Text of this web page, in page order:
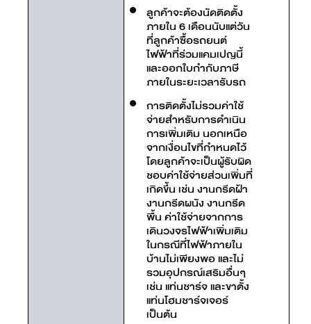
ลูกค้าจะต้องนัดติดตั้ง
ภายใน 6 เดือนนับแต่วัน
ที่ลูกค้าซื้อรถยนต์
ไฟฟ้าที่ร่วมแคมเปญนี้
และออกใบกำกับภาษี
ภายในระยะเวลารับรถ
การติดตั้งไม่รวมค่าใช้
จ่ายสำหรับการดำเนิน
การเพิ่มเติม นอกเหนือ
จากเงื่อนไขที่กำหนดไว้
โดยลูกค้าจะเป็นผู้รับผิด
ชอบค่าใช้จ่ายส่วนเพิ่มที่
เกิดขึ้น เช่น งานกรีดฝ้า
งานกรีดผนัง งานกรีด
พื้น ค่าใช้จ่ายจากการ
เดินวงจรไฟฟ้าเพิ่มเติม
ในกรณีที่ไฟฟ้าภายใน
บ้านไม่เพียงพอ และไม่
รวมอุปกรณ์เสริมอื่นๆ
เช่น แท่นชาร์จ และขาตั้ง
แท่นโฮมชาร์จเจอร์
เป็นต้น